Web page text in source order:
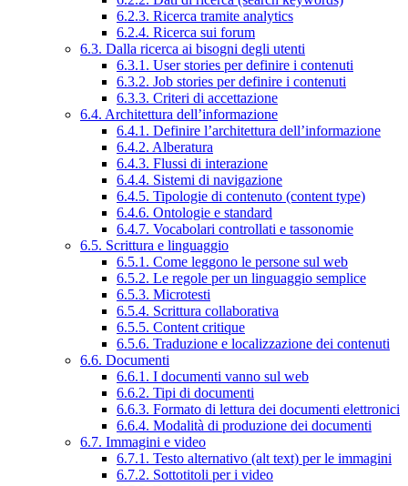
6.2.3. Ricerca tramite analytics
6.2.4. Ricerca sui forum
6.3. Dalla ricerca ai bisogni degli utenti
6.3.1. User stories per definire i contenuti
6.3.2. Job stories per definire i contenuti
6.3.3. Criteri di accettazione
6.4. Architettura dell’informazione
6.4.1. Definire l’architettura dell’informazione
6.4.2. Alberatura
6.4.3. Flussi di interazione
6.4.4. Sistemi di navigazione
6.4.5. Tipologie di contenuto (content type)
6.4.6. Ontologie e standard
6.4.7. Vocabolari controllati e tassonomie
6.5. Scrittura e linguaggio
6.5.1. Come leggono le persone sul web
6.5.2. Le regole per un linguaggio semplice
6.5.3. Microtesti
6.5.4. Scrittura collaborativa
6.5.5. Content critique
6.5.6. Traduzione e localizzazione dei contenuti
6.6. Documenti
6.6.1. I documenti vanno sul web
6.6.2. Tipi di documenti
6.6.3. Formato di lettura dei documenti elettronici
6.6.4. Modalità di produzione dei documenti
6.7. Immagini e video
6.7.1. Testo alternativo (alt text) per le immagini
6.7.2. Sottotitoli per i video